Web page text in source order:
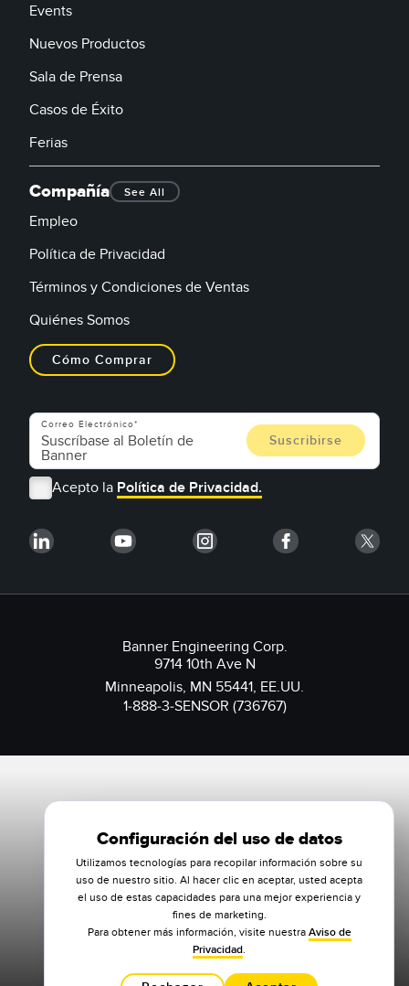
Events
Nuevos Productos
Sala de Prensa
Casos de Éxito
Ferias
Compañía See All
Empleo
Política de Privacidad
Términos y Condiciones de Ventas
Quiénes Somos
Cómo Comprar
Correo Electrónico
Acepto la Política de Privacidad.
Banner Engineering Corp.
9714 10th Ave N
Minneapolis, MN 55441, EE.UU.
1-888-3-SENSOR (736767)
Configuración del uso de datos
Utilizamos tecnologías para recopilar información sobre su
uso de nuestro sitio. Al hacer clic en aceptar, usted acepta
el uso de estas capacidades para una mejor experiencia y
fines de marketing.
Para obtener más información, visite nuestra Aviso de
Privacidad.